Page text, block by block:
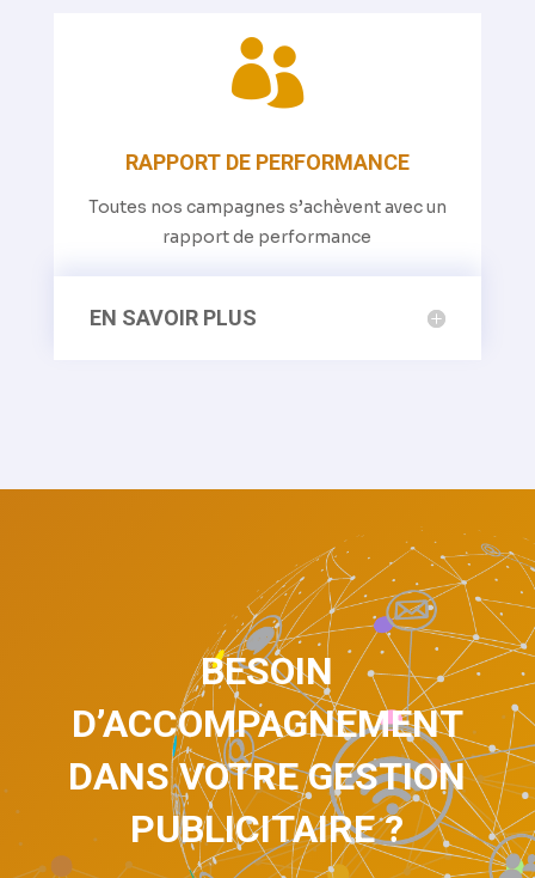

RAPPORT DE PERFORMANCE
Toutes nos campagnes s’achèvent avec un
rapport de performance
EN SAVOIR PLUS
BESOIN
D’ACCOMPAGNEMENT
DANS VOTRE GESTION
PUBLICITAIRE ?